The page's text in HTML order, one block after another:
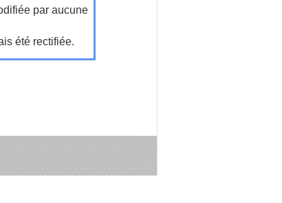
par aucune
été rectifiée.